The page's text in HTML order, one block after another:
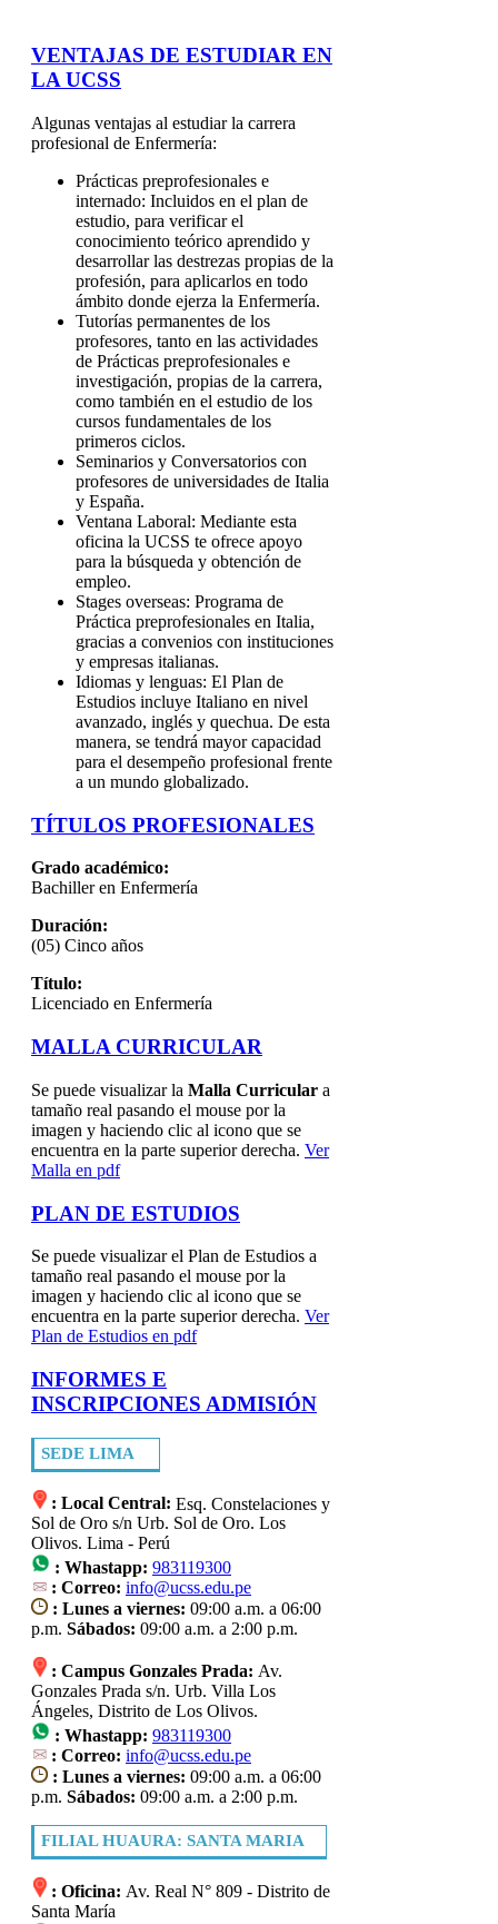
VENTAJAS DE ESTUDIAR EN
LA UCSS
Algunas ventajas al estudiar la carrera
profesional de Enfermería:
Prácticas preprofesionales e
internado: Incluidos en el plan de
estudio, para verificar el
conocimiento teórico aprendido y
desarrollar las destrezas propias de la
profesión, para aplicarlos en todo
ámbito donde ejerza la Enfermería.
Tutorías permanentes de los
profesores, tanto en las actividades
de Prácticas preprofesionales e
investigación, propias de la carrera,
como también en el estudio de los
cursos fundamentales de los
primeros ciclos.
Seminarios y Conversatorios con
profesores de universidades de Italia
y España.
Ventana Laboral: Mediante esta
oficina la UCSS te ofrece apoyo
para la búsqueda y obtención de
empleo.
Stages overseas: Programa de
Práctica preprofesionales en Italia,
gracias a convenios con instituciones
y empresas italianas.
Idiomas y lenguas: El Plan de
Estudios incluye Italiano en nivel
avanzado, inglés y quechua. De esta
manera, se tendrá mayor capacidad
para el desempeño profesional frente
a un mundo globalizado.
TÍTULOS PROFESIONALES
Grado académico:
Bachiller en Enfermería
Duración:
(05) Cinco años
Título:
Licenciado en Enfermería
MALLA CURRICULAR
Se puede visualizar la Malla Curricular a
tamaño real pasando el mouse por la
imagen y haciendo clic al icono que se
encuentra en la parte superior derecha. Ver
Malla en pdf
PLAN DE ESTUDIOS
Se puede visualizar el Plan de Estudios a
tamaño real pasando el mouse por la
imagen y haciendo clic al icono que se
encuentra en la parte superior derecha. Ver
Plan de Estudios en pdf
INFORMES E
INSCRIPCIONES ADMISIÓN
SEDE LIMA
: Local Central: Esq. Constelaciones y
Sol de Oro s/n Urb. Sol de Oro. Los
Olivos. Lima - Perú
: Whastapp: 983119300
: Correo: info@ucss.edu.pe
: Lunes a viernes: 09:00 a.m. a 06:00
p.m. Sábados: 09:00 a.m. a 2:00 p.m.
: Campus Gonzales Prada: Av.
Gonzales Prada s/n. Urb. Villa Los
Ángeles, Distrito de Los Olivos.
: Whastapp: 983119300
: Correo: info@ucss.edu.pe
: Lunes a viernes: 09:00 a.m. a 06:00
p.m. Sábados: 09:00 a.m. a 2:00 p.m.
FILIAL HUAURA: SANTA MARIA
: Oficina: Av. Real N° 809 - Distrito de
Santa María